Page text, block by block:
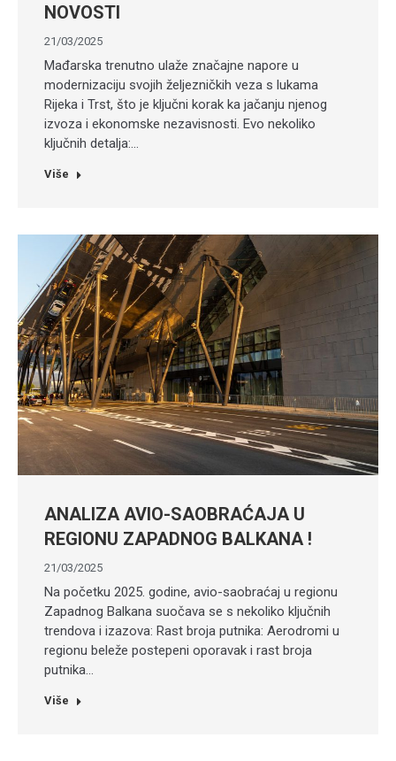
NOVOSTI
21/03/2025
Mađarska trenutno ulaže značajne napore u
modernizaciju svojih željezničkih veza s lukama
Rijeka i Trst, što je ključni korak ka jačanju njenog
izvoza i ekonomske nezavisnosti. Evo nekoliko
ključnih detalja:…
Više
ANALIZA AVIO-SAOBRAĆAJA U
REGIONU ZAPADNOG BALKANA !
21/03/2025
Na početku 2025. godine, avio-saobraćaj u regionu
Zapadnog Balkana suočava se s nekoliko ključnih
trendova i izazova: Rast broja putnika: Aerodromi u
regionu beleže postepeni oporavak i rast broja
putnika…
Više